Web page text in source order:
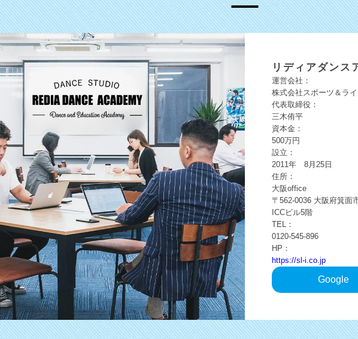
リディアダンス
運営会社：
株式会社スポーツ＆ラ
代表取締役：
三木侑平
資本金：
500万円
設立：
2011年 8月25日
住所：
大阪office
〒562-0036 大阪府箕面
ICCビル5階
TEL：
0120-545-896
HP：
https://sl-i.co.jp
Google